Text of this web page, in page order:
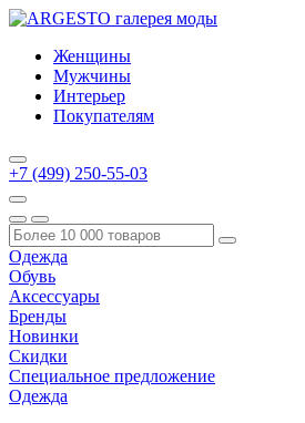
Женщины
Мужчины
Интерьер
Покупателям
+7 (499) 250-55-03
Одежда
Обувь
Аксессуары
Бренды
Новинки
Скидки
Специальное предложение
Одежда